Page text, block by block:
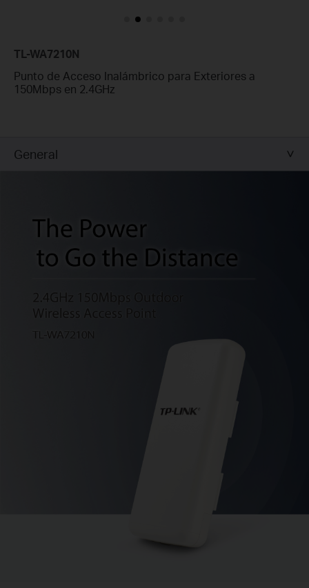
TL-WA7210N
Punto de Acceso Inalámbrico para Exteriores a
150Mbps en 2.4GHz
General